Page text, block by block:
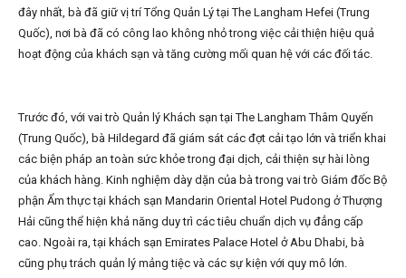
đây nhất, bà đã giữ vị trí Tổng Quản Lý tại The Langham Hefei (Trung
Quốc), nơi bà đã có công lao không nhỏ trong việc cải thiện hiệu quả
hoạt động của khách sạn và tăng cường mối quan hệ với các đối tác.
Trước đó, với vai trò Quản lý Khách sạn tại The Langham Thâm Quyến
(Trung Quốc), bà Hildegard đã giám sát các đợt cải tạo lớn và triển khai
các biện pháp an toàn sức khỏe trong đại dịch, cải thiện sự hài lòng
của khách hàng. Kinh nghiệm dày dặn của bà trong vai trò Giám đốc Bộ
phận Ẩm thực tại khách sạn Mandarin Oriental Hotel Pudong ở Thượng
Hải cũng thể hiện khả năng duy trì các tiêu chuẩn dịch vụ đẳng cấp
cao. Ngoài ra, tại khách sạn Emirates Palace Hotel ở Abu Dhabi, bà
cũng phụ trách quản lý mảng tiệc và các sự kiện với quy mô lớn.